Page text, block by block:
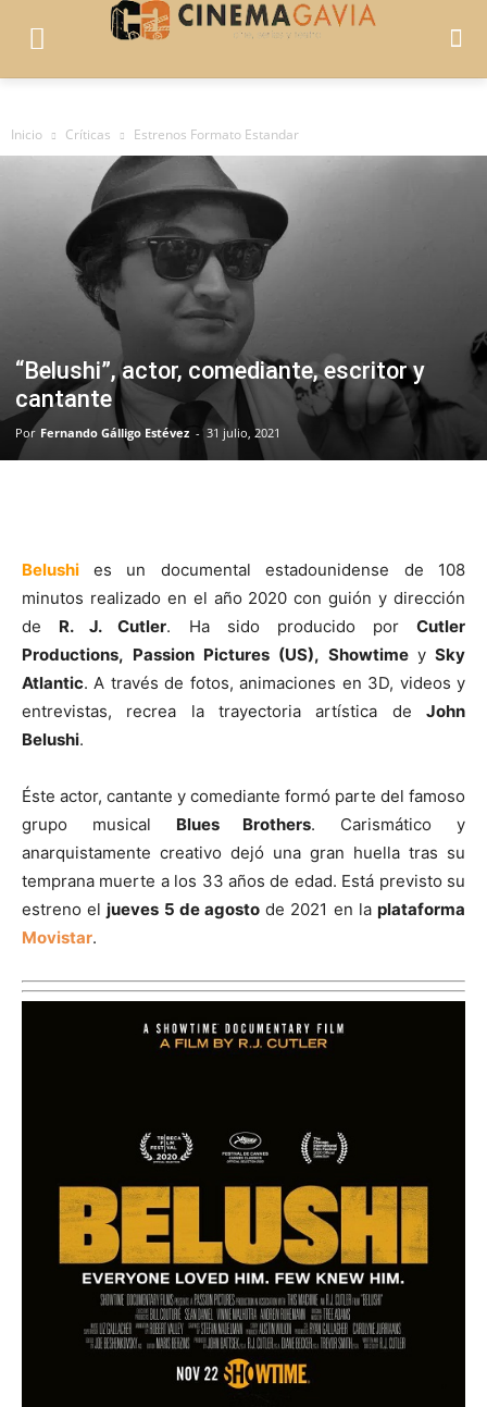
Inicio Críticas Estrenos Formato Estandar
“Belushi”, actor, comediante, escritor y
cantante
Por Fernando Gálligo Estévez - 31 julio, 2021
Belushi
es un documental estadounidense de 108
minutos realizado en el año 2020 con guión y dirección
de R. J. Cutler. Ha sido producido por Cutler
Productions, Passion Pictures (US), Showtime y Sky
Atlantic. A través de fotos, animaciones en 3D, videos y
entrevistas, recrea la trayectoria artística de John
Belushi.
Éste actor, cantante y comediante formó parte del famoso
grupo musical Blues Brothers. Carismático y
anarquistamente creativo dejó una gran huella tras su
temprana muerte a los 33 años de edad. Está previsto su
estreno eljueves 5 de agosto de 2021 en laplataforma
Movistar.